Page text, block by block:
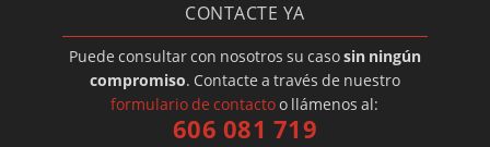
CONTACTE YA
Puede consultar con nosotros su casosin ningún
compromiso. Contacte a través de nuestro
formulario de contactoo llámenos al:
606 081 719